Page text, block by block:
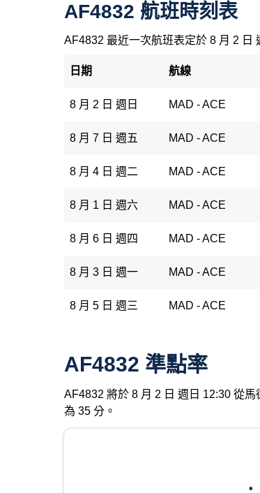
AF4832 航班時刻表
AF4832 最近一次航班表定於 8 月 2 日
日期 航線
8 月 2 日 週日 MAD - ACE
8 月 7 日 週五 MAD - ACE
8 月 4 日 週二 MAD - ACE
8 月 1 日 週六 MAD - ACE
8 月 6 日 週四 MAD - ACE
8 月 3 日 週一 MAD - ACE
8 月 5 日 週三 MAD - ACE
AF4832 準點率
AF4832 將於 8 月 2 日 週日 12:30 從
為 35 分。